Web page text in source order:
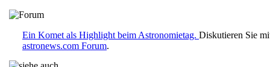
Ein Komet als Highlight beim Astronomietag. Diskutieren Sie
astronews.com Forum.